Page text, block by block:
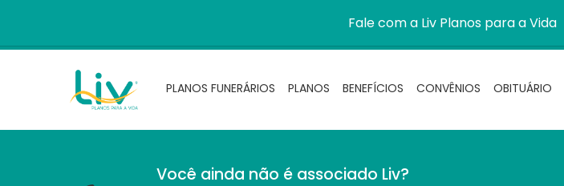
Fale com a Liv Planos para a Vida
PLANOS FUNERÁRIOS PLANOS BENEFÍCIOS CONVÊNIOS OBITUÁRIO
Você ainda não é associado Liv?